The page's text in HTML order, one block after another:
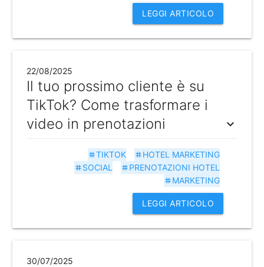
LEGGI ARTICOLO
22/08/2025
Il tuo prossimo cliente è su
TikTok? Come trasformare i
video in prenotazioni
expand_more
tag HOTEL MARKETING
tagTIKTOK
tag PRENOTAZIONI HOTEL
tag SOCIAL
tag MARKETING
LEGGI ARTICOLO
30/07/2025